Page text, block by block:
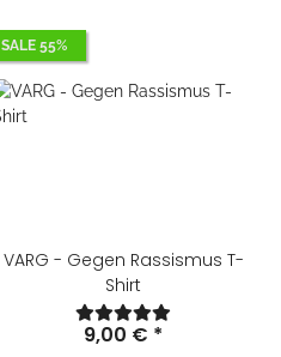
SALE 55%
VARG - Gegen Rassismus T-
Shirt
9,00 € *